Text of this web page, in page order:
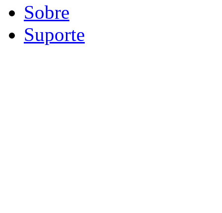
Sobre
Suporte